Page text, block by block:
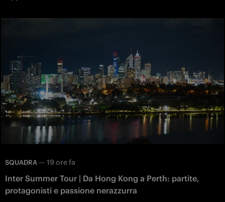
SQUADRA — 19 ore fa
Inter Summer Tour | Da Hong Kong a Perth: partite,
protagonisti e passione nerazzurra